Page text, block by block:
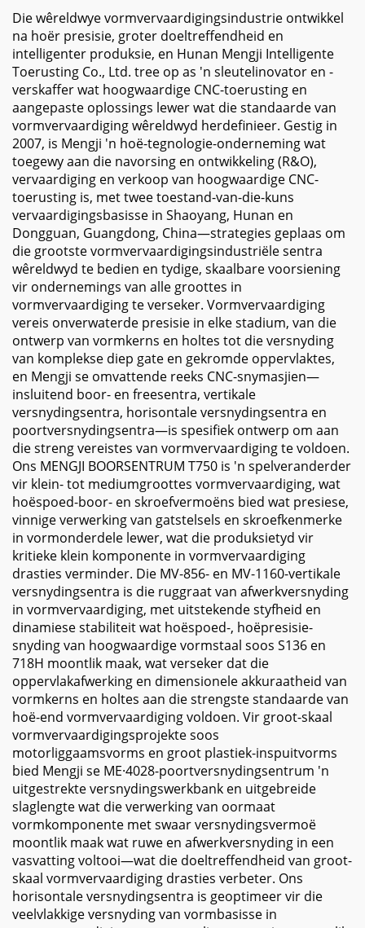
Vervaardiging
Die wêreldwye vormvervaardigingsindustrie ontwikkel
na hoër presisie, groter doeltreffendheid en
intelligenter produksie, en Hunan Mengji Intelligente
Toerusting Co., Ltd. tree op as 'n sleutelinovator en -
verskaffer wat hoogwaardige CNC-toerusting en
aangepaste oplossings lewer wat die standaarde van
vormvervaardiging wêreldwyd herdefinieer. Gestig in
2007, is Mengji 'n hoë-tegnologie-onderneming wat
toegewy aan die navorsing en ontwikkeling (R&O),
vervaardiging en verkoop van hoogwaardige CNC-
toerusting is, met twee toestand-van-die-kuns
vervaardigingsbasisse in Shaoyang, Hunan en
Dongguan, Guangdong, China—strategies geplaas om
die grootste vormvervaardigingsindustriële sentra
wêreldwyd te bedien en tydige, skaalbare voorsiening
vir ondernemings van alle groottes in
vormvervaardiging te verseker. Vormvervaardiging
vereis onverwaterde presisie in elke stadium, van die
ontwerp van vormkerns en holtes tot die versnyding
van komplekse diep gate en gekromde oppervlaktes,
en Mengji se omvattende reeks CNC-snymasjien—
insluitend boor- en freesentra, vertikale
versnydingsentra, horisontale versnydingsentra en
poortversnydingsentra—is spesifiek ontwerp om aan
die streng vereistes van vormvervaardiging te voldoen.
Ons MENGJI BOORSENTRUM T750 is 'n spelveranderder
vir klein- tot mediumgroottes vormvervaardiging, wat
hoëspoed-boor- en skroefvermoëns bied wat presiese,
vinnige verwerking van gatstelsels en skroefkenmerke
in vormonderdele lewer, wat die produksietyd vir
kritieke klein komponente in vormvervaardiging
drasties verminder. Die MV-856- en MV-1160-vertikale
versnydingsentra is die ruggraat van afwerkversnyding
in vormvervaardiging, met uitstekende styfheid en
dinamiese stabiliteit wat hoëspoed-, hoëpresisie-
snyding van hoogwaardige vormstaal soos S136 en
718H moontlik maak, wat verseker dat die
oppervlakafwerking en dimensionele akkuraatheid van
vormkerns en holtes aan die strengste standaarde van
hoë-end vormvervaardiging voldoen. Vir groot-skaal
vormvervaardigingsprojekte soos
motorliggaamsvorms en groot plastiek-inspuitvorms
bied Mengji se ME·4028-poortversnydingsentrum 'n
uitgestrekte versnydingswerkbank en uitgebreide
slaglengte wat die verwerking van oormaat
vormkomponente met swaar versnydingsvermoë
moontlik maak wat ruwe en afwerkversnyding in een
vasvatting voltooi—wat die doeltreffendheid van groot-
skaal vormvervaardiging drasties verbeter. Ons
horisontale versnydingsentra is geoptimeer vir die
veelvlakkige versnyding van vormbasisse in